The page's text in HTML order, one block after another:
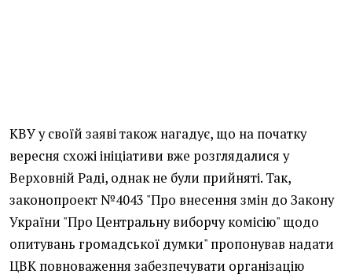
КВУ у своїй заяві також нагадує, що на початку
вересня схожі ініціативи вже розглядалися у
Верховній Раді, однак не були прийняті. Так,
законопроект №4043 "Про внесення змін до Закону
України "Про Центральну виборчу комісію" щодо
опитувань громадської думки" пропонував надати
ЦВК повноваження забезпечувати організацію